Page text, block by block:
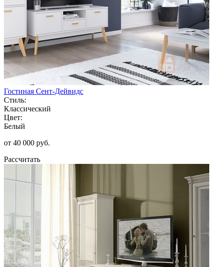
Гостиная Сент-Дейвидс
Стиль:
Классический
Цвет:
Белый
от 40 000 руб.
Рассчитать